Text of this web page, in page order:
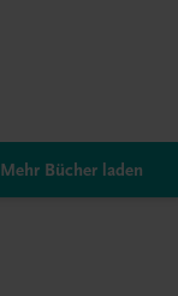
Mehr Bücher laden